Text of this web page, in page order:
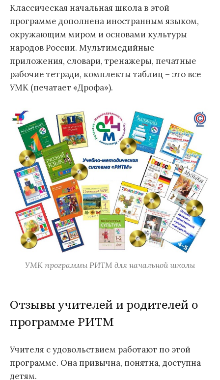
Классическая начальная школа в этой
программе дополнена иностранным языком,
окружающим миром и основами культуры
народов России. Мультимедийные
приложения, словари, тренажеры, печатные
рабочие тетради, комплекты таблиц – это все
УМК (печатает «Дрофа»).
УМК программы РИТМ для начальной школы
Отзывы учителей и родителей о
программе РИТМ
Учителя с удовольствием работают по этой
программе. Она привычна, понятна, доступна
детям.